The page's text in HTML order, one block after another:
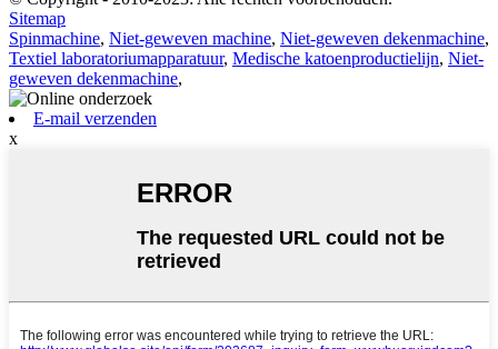
Sitemap
Spinmachine, Niet-geweven machine, Niet-geweven dekenmachine,
Textiel laboratoriumapparatuur, Medische katoenproductielijn, Niet-
geweven dekenmachine,
E-mail verzenden
x